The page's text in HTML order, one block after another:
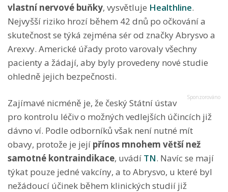
vlastní nervové buňky, vysvětluje Healthline.
Nejvyšší riziko hrozí během 42 dnů po očkování a
skutečnost se týká zejména sér od značky Abrysvo a
Arexvy. Americké úřady proto varovaly všechny
pacienty a žádají, aby byly provedeny nové studie
ohledně jejich bezpečnosti.
Zajímavé nicméně je, že český Státní ústav
pro kontrolu léčiv o možných vedlejších účincích již
dávno ví. Podle odborníků však není nutné mít
obavy, protože je její přínos mnohem větší než
samotné kontraindikace, uvádí TN. Navíc se mají
týkat pouze jedné vakcíny, a to Abrysvo, u které byl
nežádoucí účinek během klinických studií již